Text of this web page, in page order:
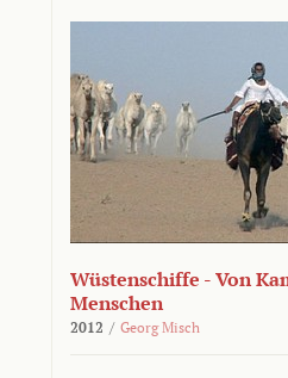
Wüstenschiffe - Von
Menschen
2012 / Georg Misch